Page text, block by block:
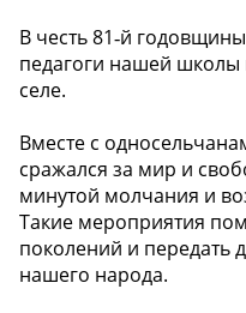
В честь 81‑й
педагоги нашей
селе.
Вместе с
сражался за мир и
минутой молчания и
Такие мероприятия
поколений и передать
нашего народа.